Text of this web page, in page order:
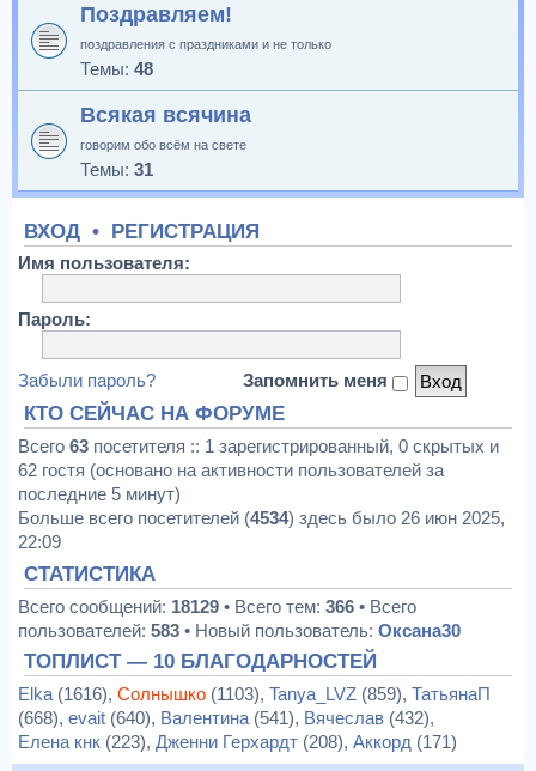
Поздравляем!
поздравления с праздниками и не только
Темы: 48
Всякая всячина
говорим обо всём на свете
Темы: 31
ВХОД • РЕГИСТРАЦИЯ
Имя пользователя:
Пароль:
Забыли пароль? Запомнить меня
КТО СЕЙЧАС НА ФОРУМЕ
Всего 63 посетителя :: 1 зарегистрированный, 0 скрытых и
62 гостя (основано на активности пользователей за
последние 5 минут)
Больше всего посетителей (4534) здесь было 26 июн 2025,
22:09
СТАТИСТИКА
Всего сообщений: 18129 • Всего тем: 366 • Всего
пользователей: 583 • Новый пользователь: Оксана30
ТОПЛИСТ — 10 БЛАГОДАРНОСТЕЙ
Elka (1616), Солнышко (1103), Tanya_LVZ (859), ТатьянаП
(668), evait (640), Валентина (541), Вячеслав (432),
Елена кнк (223), Дженни Герхардт (208), Аккорд (171)